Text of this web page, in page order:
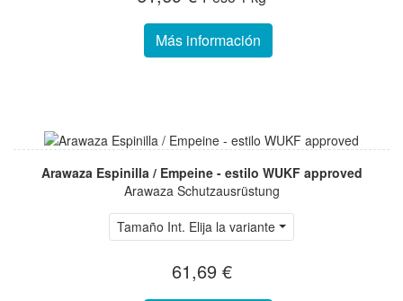
Más información
Arawaza Espinilla / Empeine - estilo WUKF approved
Arawaza Schutzausrüstung
Tamaño Int. Elija la variante
61,69 €